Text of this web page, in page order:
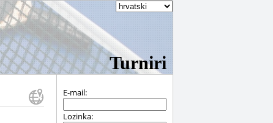
Turniri
E-mail:
Lozinka: